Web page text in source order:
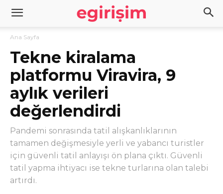
Ana Sayfa
Tekne kiralama
platformu Viravira, 9
aylık verileri
değerlendirdi
Pandemi sonrasında tatil alışkanlıklarının
tamamen değişmesiyle yerli ve yabancı turistler
için güvenli tatil anlayışı ön plana çıktı. Güvenli
tatil yapma ihtiyacı ise tekne turlarına olan talebi
artırdı.